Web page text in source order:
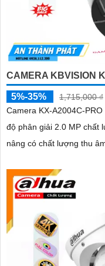
CAMERA KBVISION
5%-35%
1,715,000 ₫
Camera KX-A2004C-PRO là Camera Dome HDCVI Color Procó
độ phân giải 2.0 MP chất